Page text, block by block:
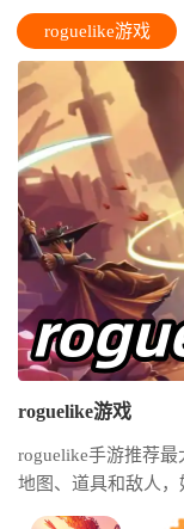
roguelike游戏
roguelike游戏
roguelike手游推荐
地图、道具和敌人
不同的战斗乐趣。